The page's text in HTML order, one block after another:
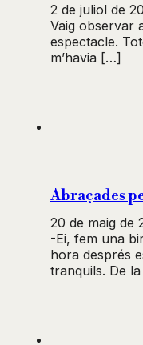
2 de juliol de
Vaig observar
espectacle.
m’havia […]
Abraçades
20 de maig de
-Ei, fem una
hora després
tranquils. De